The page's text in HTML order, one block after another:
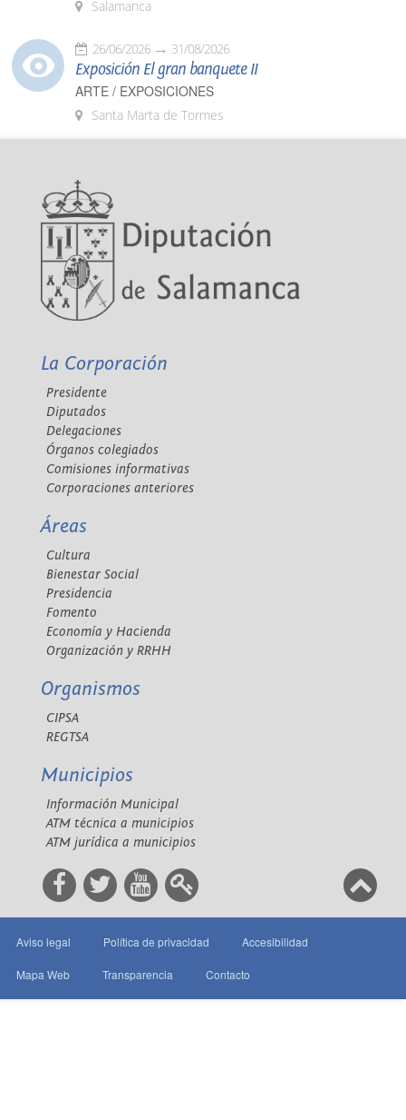
Salamanca
26/06/2026 31/08/2026
Exposición El gran banquete II
ARTE / EXPOSICIONES
Santa Marta de Tormes
La Corporación
Presidente
Diputados
Delegaciones
Órganos colegiados
Comisiones informativas
Corporaciones anteriores
Áreas
Cultura
Bienestar Social
Presidencia
Fomento
Economía y Hacienda
Organización y RRHH
Organismos
CIPSA
REGTSA
Municipios
Información Municipal
ATM técnica a municipios
ATM jurídica a municipios
Aviso legal Política de privacidad Accesibilidad
Mapa Web Transparencia Contacto